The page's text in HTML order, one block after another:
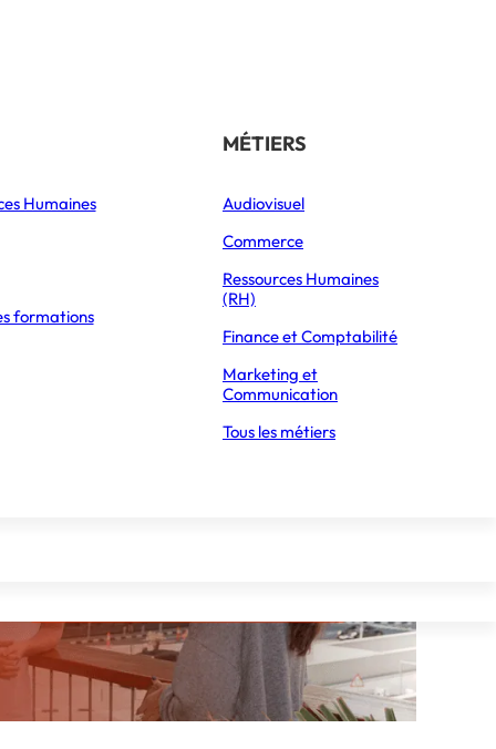
Éducation
THÉMATIQUES
Orientation
Vie étudiante
Formations
Partir à l’étranger
Humaines
formations
MÉTIERS
Audiovisuel
Commerce
Ressources Humaines
(RH)
Finance et Comptabilité
Marketing et
Communication
Tous les métiers
(PROGRAMME, DÉBOUCHÉS, ÉCOLES)